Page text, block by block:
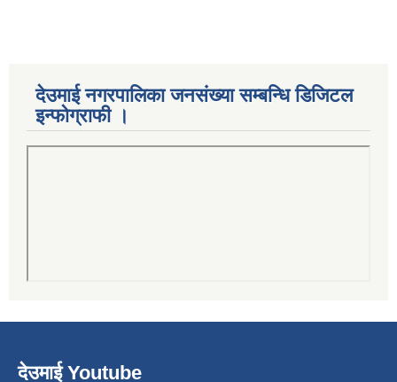
देउमाई नगरपालिका जनसंख्या सम्बन्धि डिजिटल
इन्फोग्राफी ।
देउमाई Youtube